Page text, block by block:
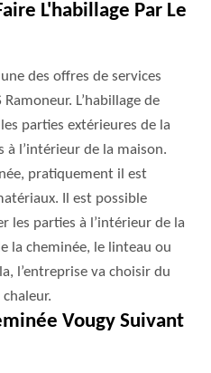
L'habillage Par Le
des offres de services
L’habillage de
parties extérieures de la
à l’intérieur de la maison.
pratiquement il est
Il est possible
les parties à l’intérieur de la
la cheminée, le linteau ou
l’entreprise va choisir du
Vougy Suivant